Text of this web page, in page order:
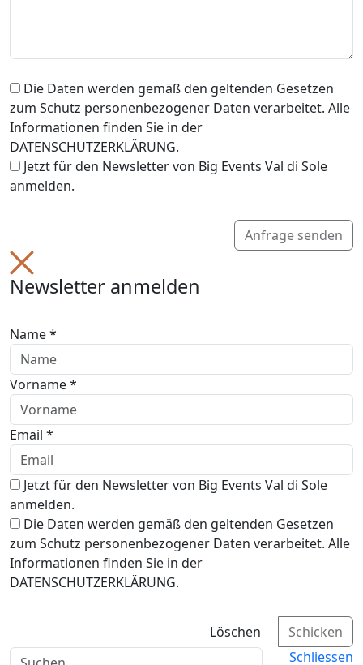
Die Daten werden gemäß den geltenden Gesetzen
zum Schutz personenbezogener Daten verarbeitet. Alle
Informationen finden Sie in der
DATENSCHUTZERKLÄRUNG.
Jetzt für den Newsletter von Big Events Val di Sole
anmelden.
Anfrage senden
Newsletter anmelden
Name *
Vorname *
Email *
Jetzt für den Newsletter von Big Events Val di Sole
anmelden.
Die Daten werden gemäß den geltenden Gesetzen
zum Schutz personenbezogener Daten verarbeitet. Alle
Informationen finden Sie in der
DATENSCHUTZERKLÄRUNG.
Löschen
Schicken
Schliessen